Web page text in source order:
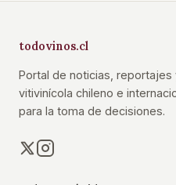
todovinos.cl
Portal de noticias,
vitivinícola chileno e
para la toma de decisiones.